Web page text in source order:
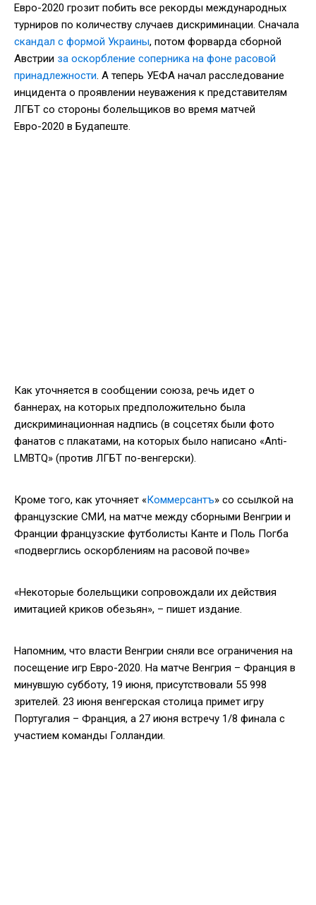
Евро-2020 грозит побить все рекорды международных
турниров по количеству случаев дискриминации. Сначала
скандал с формой Украины, потом форварда сборной
Австрии за оскорбление соперника на фоне расовой
принадлежности. А теперь УЕФА начал расследование
инцидента о проявлении неуважения к представителям
ЛГБТ со стороны болельщиков во время матчей
Евро-2020 в Будапеште.
Как уточняется в сообщении союза, речь идет о
баннерах, на которых предположительно была
дискриминационная надпись (в соцсетях были фото
фанатов с плакатами, на которых было написано «Anti-
LMBTQ» (против ЛГБТ по-венгерски).
Кроме того, как уточняет «Коммерсантъ» со ссылкой на
французские СМИ, на матче между сборными Венгрии и
Франции французские футболисты Канте и Поль Погба
«подверглись оскорблениям на расовой почве»
«Некоторые болельщики сопровождали их действия
имитацией криков обезьян», – пишет издание.
Напомним, что власти Венгрии сняли все ограничения на
посещение игр Евро-2020. На матче Венгрия – Франция в
минувшую субботу, 19 июня, присутствовали 55 998
зрителей. 23 июня венгерская столица примет игру
Португалия – Франция, а 27 июня встречу 1/8 финала с
участием команды Голландии.